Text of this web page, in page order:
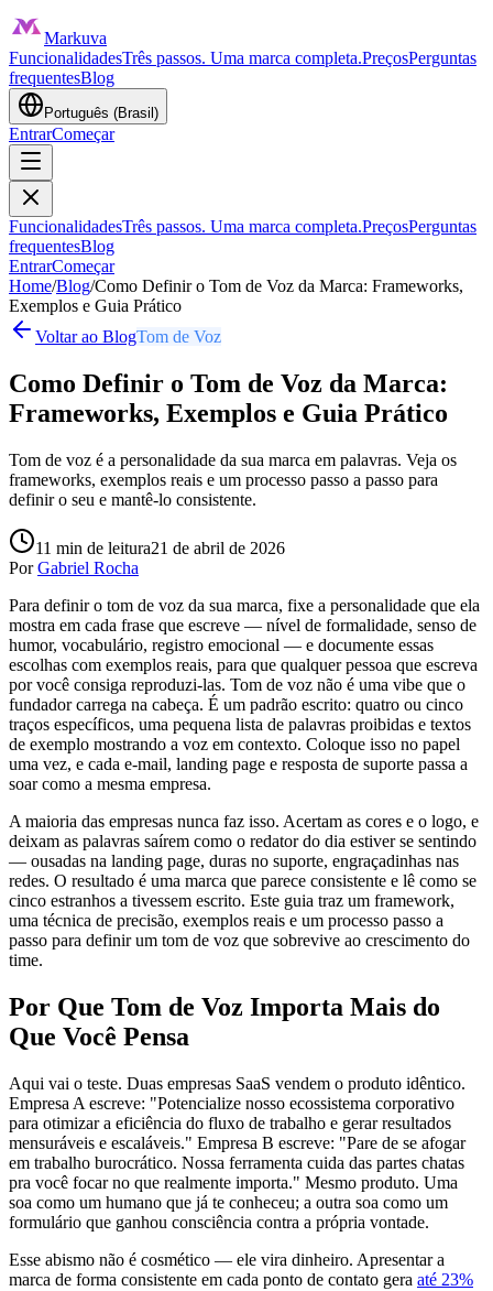
Markuva
FuncionalidadesTrês passos. Uma marca completa.PreçosPerguntas
frequentesBlog
Português (Brasil)
EntrarComeçar
FuncionalidadesTrês passos. Uma marca completa.PreçosPerguntas
frequentesBlog
EntrarComeçar
Home/Blog/Como Definir o Tom de Voz da Marca: Frameworks,
Exemplos e Guia Prático
Voltar ao BlogTom de Voz
Como Definir o Tom de Voz da Marca:
Frameworks, Exemplos e Guia Prático
Tom de voz é a personalidade da sua marca em palavras. Veja os
frameworks, exemplos reais e um processo passo a passo para
definir o seu e mantê-lo consistente.
11 min de leitura21 de abril de 2026
Por Gabriel Rocha
Para definir o tom de voz da sua marca, fixe a personalidade que ela
mostra em cada frase que escreve — nível de formalidade, senso de
humor, vocabulário, registro emocional — e documente essas
escolhas com exemplos reais, para que qualquer pessoa que escreva
por você consiga reproduzi-las. Tom de voz não é uma vibe que o
fundador carrega na cabeça. É um padrão escrito: quatro ou cinco
traços específicos, uma pequena lista de palavras proibidas e textos
de exemplo mostrando a voz em contexto. Coloque isso no papel
uma vez, e cada e-mail, landing page e resposta de suporte passa a
soar como a mesma empresa.
A maioria das empresas nunca faz isso. Acertam as cores e o logo, e
deixam as palavras saírem como o redator do dia estiver se sentindo
— ousadas na landing page, duras no suporte, engraçadinhas nas
redes. O resultado é uma marca que parece consistente e lê como se
cinco estranhos a tivessem escrito. Este guia traz um framework,
uma técnica de precisão, exemplos reais e um processo passo a
passo para definir um tom de voz que sobrevive ao crescimento do
time.
Por Que Tom de Voz Importa Mais do
Que Você Pensa
Aqui vai o teste. Duas empresas SaaS vendem o produto idêntico.
Empresa A escreve: "Potencialize nosso ecossistema corporativo
para otimizar a eficiência do fluxo de trabalho e gerar resultados
mensuráveis e escaláveis." Empresa B escreve: "Pare de se afogar
em trabalho burocrático. Nossa ferramenta cuida das partes chatas
pra você focar no que realmente importa." Mesmo produto. Uma
soa como um humano que já te conheceu; a outra soa como um
formulário que ganhou consciência contra a própria vontade.
Esse abismo não é cosmético — ele vira dinheiro. Apresentar a
marca de forma consistente em cada ponto de contato gera até 23%